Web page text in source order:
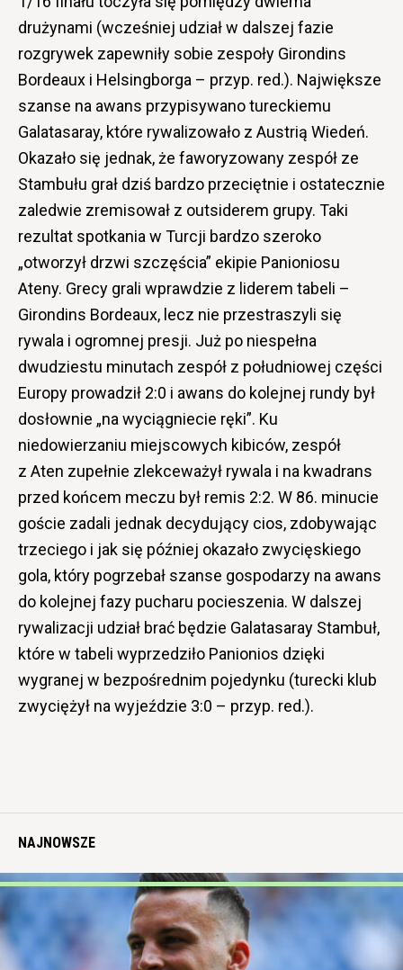
drużynami (wcześniej udział w dalszej fazie
rozgrywek zapewniły sobie zespoły Girondins
Bordeaux i Helsingborga – przyp. red.). Największe
szanse na awans przypisywano tureckiemu
Galatasaray, które rywalizowało z Austrią Wiedeń.
Okazało się jednak, że faworyzowany zespół ze
Stambułu grał dziś bardzo przeciętnie i ostatecznie
zaledwie zremisował z outsiderem grupy. Taki
rezultat spotkania w Turcji bardzo szeroko
„otworzył drzwi szczęścia” ekipie Panioniosu
Ateny. Grecy grali wprawdzie z liderem tabeli –
Girondins Bordeaux, lecz nie przestraszyli się
rywala i ogromnej presji. Już po niespełna
dwudziestu minutach zespół z południowej części
Europy prowadził 2:0 i awans do kolejnej rundy był
dosłownie „na wyciągniecie ręki”. Ku
niedowierzaniu miejscowych kibiców, zespół
z Aten zupełnie zlekceważył rywala i na kwadrans
przed końcem meczu był remis 2:2. W 86. minucie
goście zadali jednak decydujący cios, zdobywając
trzeciego i jak się później okazało zwycięskiego
gola, który pogrzebał szanse gospodarzy na awans
do kolejnej fazy pucharu pocieszenia. W dalszej
rywalizacji udział brać będzie Galatasaray Stambuł,
które w tabeli wyprzedziło Panionios dzięki
wygranej w bezpośrednim pojedynku (turecki klub
zwyciężył na wyjeździe 3:0 – przyp. red.).
NAJNOWSZE